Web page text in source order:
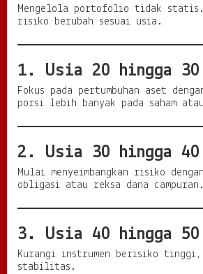
Mengelola portofolio tidak statis.
risiko berubah sesuai usia.
1. Usia 20 hingga 30
Fokus pada pertumbuhan aset
porsi lebih banyak pada saham
2. Usia 30 hingga 40
Mulai menyeimbangkan risiko
obligasi atau reksa dana campuran.
3. Usia 40 hingga 50
Kurangi instrumen berisiko tinggi,
stabilitas.